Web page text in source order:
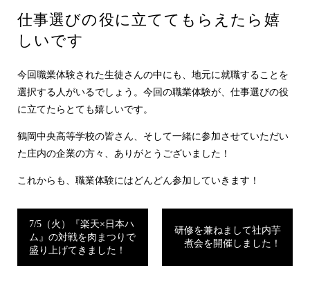
仕事選びの役に立ててもらえたら嬉
しいです
今回職業体験された生徒さんの中にも、地元に就職することを
選択する人がいるでしょう。今回の職業体験が、仕事選びの役
に立てたらとても嬉しいです。
鶴岡中央高等学校の皆さん、そして一緒に参加させていただい
た庄内の企業の方々、ありがとうございました！
これからも、職業体験にはどんどん参加していきます！
7/5（火）『楽天×日本ハ
ム』の対戦を肉まつりで
盛り上げてきました！
研修を兼ねまして社内芋
煮会を開催しました！